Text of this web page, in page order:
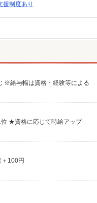
援制度あり
※給与幅は資格・経験等による
★資格に応じて時給アップ
100円